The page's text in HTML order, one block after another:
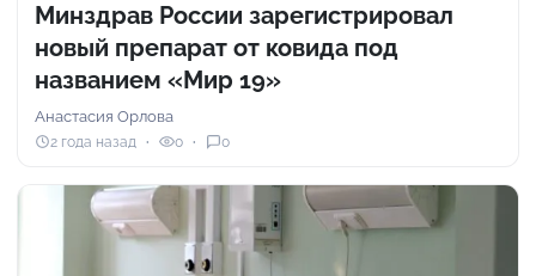
Минздрав России зарегистрировал
новый препарат от ковида под
названием «Мир 19»
Анастасия Орлова
2 года назад 0 0